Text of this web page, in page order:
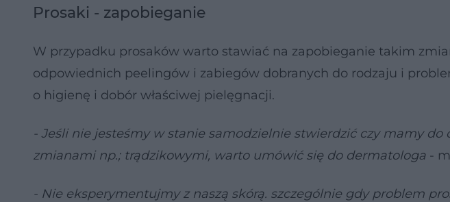
Prosaki - zapobieganie
W przypadku prosaków warto stawiać na zapobieganie takim
odpowiednich peelingów i zabiegów dobranych do rodzaju i
o higienę i dobór właściwej pielęgnacji.
- Jeśli nie jesteśmy w stanie samodzielnie stwierdzić czy mamy
zmianami np.; trądzikowymi, warto umówić się do dermatologa -
- Nie eksperymentujmy z naszą skórą. szczególnie gdy problem